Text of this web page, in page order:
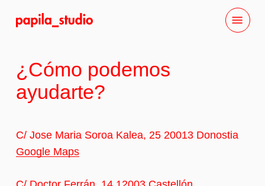
Menu
¿Cómo podemos
ayudarte?
C/ Jose Maria Soroa Kalea, 25 20013 Donostia
Google Maps